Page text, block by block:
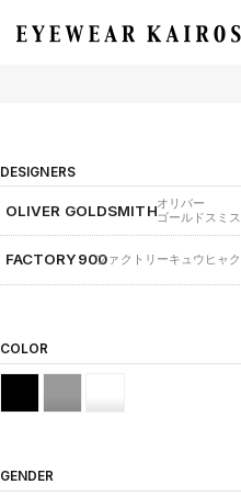
DESIGNERS
OLIVER GOLDSMITHオリバー
ゴールドスミス
FACTORY900ファクトリーキュウヒャク
COLOR
GENDER